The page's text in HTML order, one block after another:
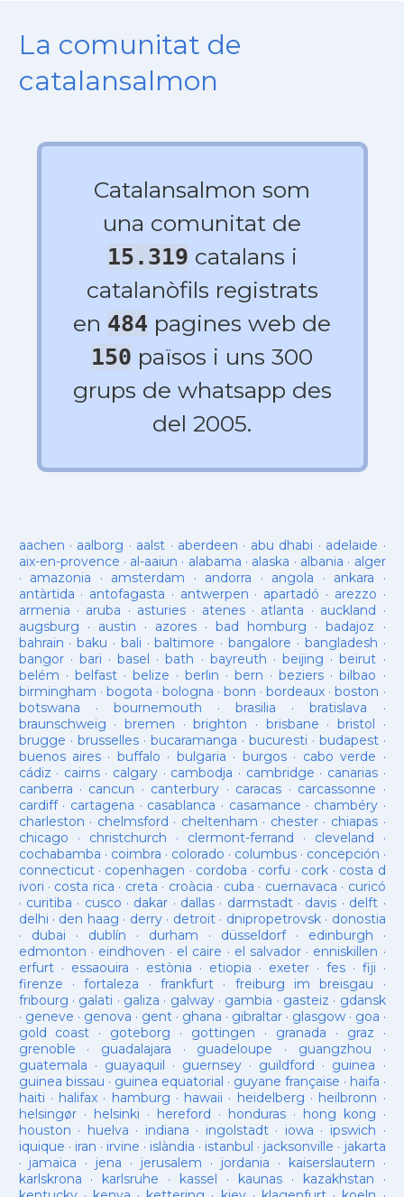
La comunitat de
catalansalmon
Catalansalmon som
una comunitat de
15.319 catalans i
catalanòfils registrats
en 484 pagines web de
150 països i uns 300
grups de whatsapp des
del 2005.
aachen · aalborg · aalst · aberdeen · abu dhabi · adelaide ·
aix-en-provence · al-aaiun · alabama · alaska · albania · alger
· amazonia · amsterdam · andorra · angola · ankara ·
antàrtida · antofagasta · antwerpen · apartadó · arezzo ·
armenia · aruba · asturies· atenes· atlanta · auckland ·
augsburg · austin · azores·bad homburg ·badajoz ·
bahrain ·baku · bali ·baltimore ·bangalore · bangladesh ·
bangor· bari ·basel ·bath · bayreuth ·beijing ·beirut ·
belém · belfast· belize · berlin ·bern ·beziers ·bilbao ·
birmingham · bogota · bologna ·bonn ·bordeaux ·boston ·
botswana · bournemouth ·brasilia ·bratislava ·
braunschweig · bremen ·brighton · brisbane · bristol ·
brugge · brusselles· bucaramanga · bucuresti · budapest·
buenos aires· buffalo · bulgaria · burgos· cabo verde ·
cádiz · cairns· calgary · cambodja · cambridge · canarias·
canberra · cancun · canterbury · caracas · carcassonne ·
cardiff· cartagena · casablanca · casamance · chambéry·
charleston · chelmsford · cheltenham · chester· chiapas ·
chicago · christchurch · clermont-ferrand · cleveland ·
cochabamba · coimbra · colorado · columbus· concepción ·
connecticut· copenhagen · cordoba · corfu · cork · costa d
ivori · costa rica · creta · croàcia · cuba · cuernavaca · curicó
· curitiba · cusco · dakar · dallas · darmstadt· davis · delft ·
delhi · den haag · derry· detroit· dnipropetrovsk· donostia
· dubai · dublín · durham · düsseldorf· edinburgh ·
edmonton · eindhoven · el caire · el salvador · enniskillen ·
erfurt· essaouira · estònia · etiopia · exeter· fes· fiji ·
firenze ·fortaleza · frankfurt· freiburg im breisgau ·
fribourg · galati · galiza · galway· gambia · gasteiz · gdansk
· geneve · genova · gent· ghana · gibraltar· glasgow· goa ·
gold coast · goteborg · gottingen · granada · graz ·
grenoble · guadalajara · guadeloupe · guangzhou ·
guatemala · guayaquil · guernsey· guildford · guinea ·
guinea bissau · guinea equatorial · guyane française · haifa ·
haiti · halifax · hamburg · hawaii · heidelberg · heilbronn ·
helsingør· helsinki · hereford · honduras· hong kong ·
houston · huelva · indiana · ingolstadt· iowa · ipswich ·
iquique · iran · irvine · islàndia · istanbul · jacksonville · jakarta
· jamaica · jena · jerusalem · jordania · kaiserslautern ·
karlskrona · karlsruhe · kassel · kaunas· kazakhstan ·